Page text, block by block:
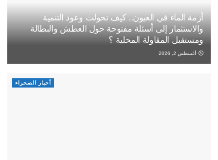
أزمة الماء في العيون.. كيف تحولت وعود التنمية
والاستثمار إلى أسئلة مفتوحة حول العطش والبطالة
ومستقبل المقاولة المحلية ؟
أغسطس 2, 2026
أخبار الصحراء